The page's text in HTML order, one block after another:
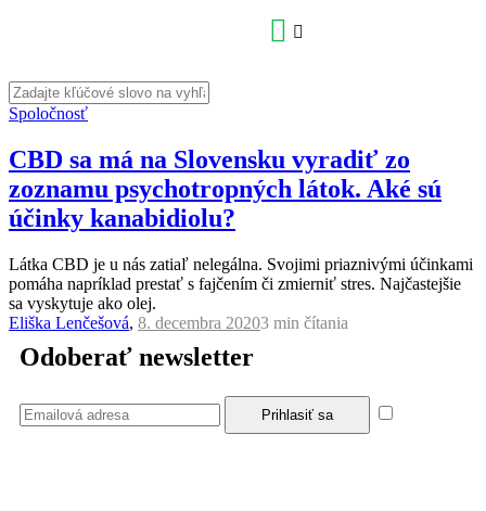
Spoločnosť
CBD sa má na Slovensku vyradiť zo
zoznamu psychotropných látok. Aké sú
účinky kanabidiolu?
Látka CBD je u nás zatiaľ nelegálna. Svojimi priaznivými účinkami
pomáha napríklad prestať s fajčením či zmierniť stres. Najčastejšie
sa vyskytuje ako olej.
Eliška Lenčešová, 8. decembra 20203 min čítania
Odoberať newsletter